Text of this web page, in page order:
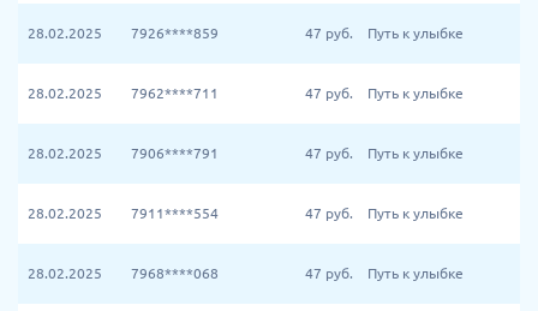
28.02.2025 7926****859 47 руб. Путь к улыбке
28.02.2025 7962****711 47 руб. Путь к улыбке
28.02.2025 7906****791 47 руб. Путь к улыбке
28.02.2025 7911****554 47 руб. Путь к улыбке
28.02.2025 7968****068 47 руб. Путь к улыбке